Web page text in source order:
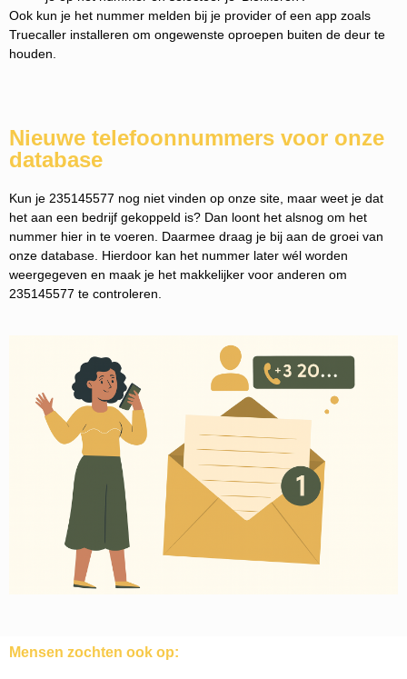
Ook kun je het nummer melden bij je provider of een app zoals
Truecaller installeren om ongewenste oproepen buiten de deur te
houden.
Nieuwe telefoonnummers voor onze
database
Kun je 235145577 nog niet vinden op onze site, maar weet je dat
het aan een bedrijf gekoppeld is? Dan loont het alsnog om het
nummer hier in te voeren. Daarmee draag je bij aan de groei van
onze database. Hierdoor kan het nummer later wél worden
weergegeven en maak je het makkelijker voor anderen om
235145577 te controleren.
Mensen zochten ook op: